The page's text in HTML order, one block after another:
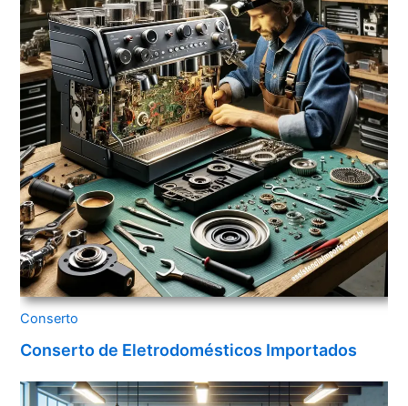
Conserto
Conserto de Eletrodomésticos Importados